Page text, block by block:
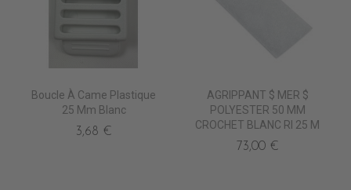
Boucle À Came Plastique
25 Mm Blanc
3,68 €
AGRIPPANT $ MER $
POLYESTER 50 MM
CROCHET BLANC Rl 25 M
73,00 €